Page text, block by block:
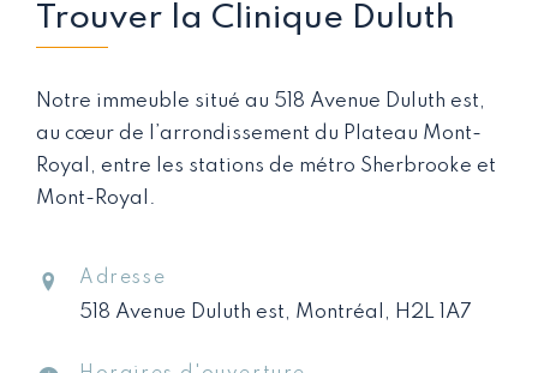
Trouver la Clinique Duluth
Notre immeuble situé au 518 Avenue Duluth est,
au cœur de l’arrondissement du Plateau Mont-
Royal, entre les stations de métro Sherbrooke et
Mont-Royal.
Adresse
518 Avenue Duluth est, Montréal, H2L 1A7